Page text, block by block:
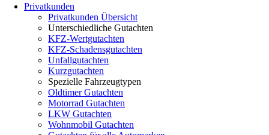
Privatkunden
Privatkunden Übersicht
Unterschiedliche Gutachten
KFZ-Wertgutachten
KFZ-Schadensgutachten
Unfallgutachten
Kurzgutachten
Spezielle Fahrzeugtypen
Oldtimer Gutachten
Motorrad Gutachten
LKW Gutachten
Wohnmobil Gutachten